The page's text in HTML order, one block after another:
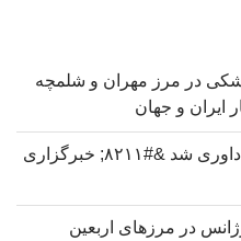
در مرز مهران و شلمچه
آثار جشنواره رسانه و سلامت داوری شد &#۸۲۱۱; خبرگزاری
۶۶۰ پایگاه اورژانس در مرزهای اربعین